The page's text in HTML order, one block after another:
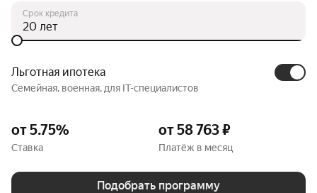
Срок кредита
лет
Льготная ипотека
Семейная, военная, для IT-специалистов
от 5.75%
Ставка
от 58 763 ₽
Платёж в месяц
Подобрать программу